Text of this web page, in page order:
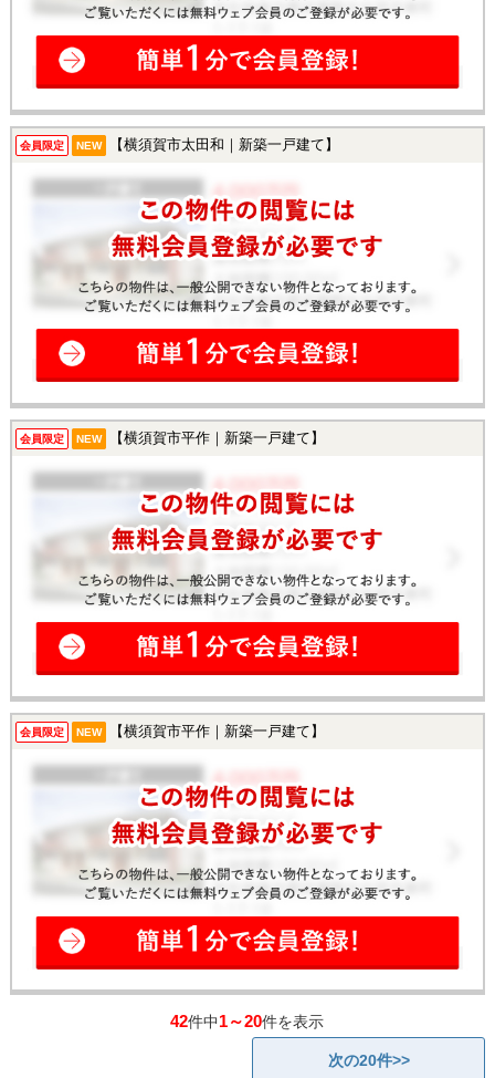
会員限定 NEW 【横須賀市太田和｜新築一戸建て】
会員限定 NEW 【横須賀市平作｜新築一戸建て】
会員限定 NEW 【横須賀市平作｜新築一戸建て】
42件中1～20件を表示
次の20件>>